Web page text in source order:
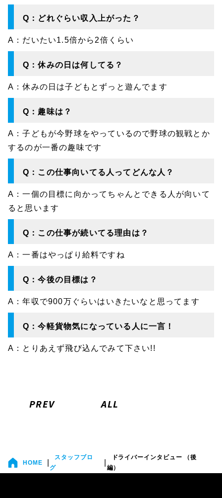
Q：どれぐらい収入上がった？
A： だいたい1.5倍から2倍くらい
Q：休みの日は何してる？
A：休みの日は子どもとずっと遊んでます
Q：趣味は？
A：子どもが今野球をやっているので野球の観戦とか
するのが一番の趣味です
Q：この仕事向いてる人ってどんな人？
A：一個の目標に向かってちゃんとできる人が向いて
ると思います
Q：この仕事が続いてる理由は？
A：一番はやっぱり給料ですね
Q：今後の目標は？
A：年収で900万ぐらいはいきたいなと思ってます
Q：今軽貨物気になっている人に一言！
A：とりあえず飛び込んでみて下さい!!
PREV ALL
HOME
スタッフブロ
グ
ドライバーインタビュー （後
編）